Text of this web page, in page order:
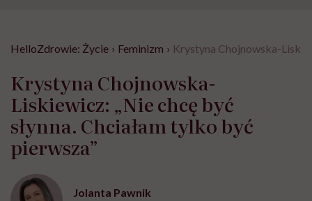
HelloZdrowie: Życie › Feminizm › Krystyna Chojnowska-
Krystyna Chojnowska-
Liskiewicz: „Nie chcę być
słynna. Chciałam tylko być
pierwsza”
Jolanta Pawnik